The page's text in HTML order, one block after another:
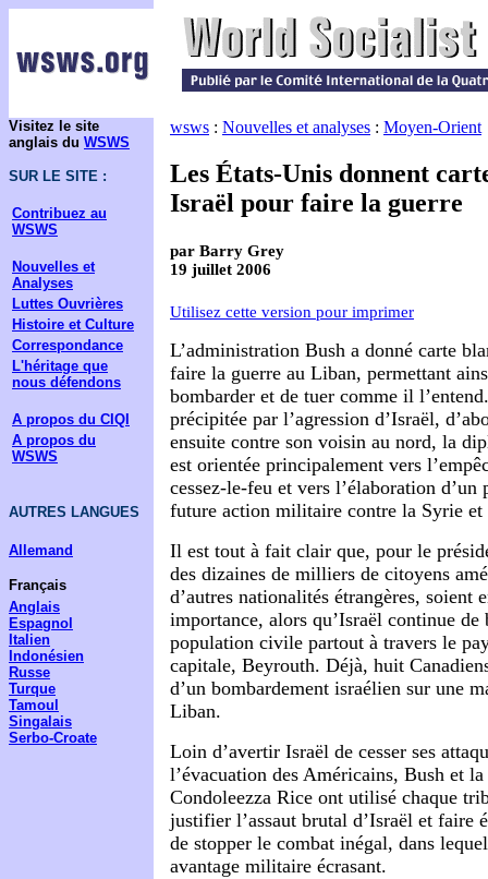
Visitez le site
anglais du WSWS
SUR LE SITE :
Contribuez au
WSWS
Nouvelles et
Analyses
Luttes Ouvrières
Histoire et Culture
Correspondance
L'héritage que
nous défendons
A propos du CIQI
A propos du
WSWS
AUTRES LANGUES
Allemand
Français
Anglais
Espagnol
Italien
Indonésien
Russe
Turque
Tamoul
Singalais
Serbo-Croate
wsws : Nouvelles et analyses : Moyen-Orient
Les États-Unis donnent
Israël pour faire la guerre
par Barry Grey
19 juillet 2006
Utilisez cette version pour imprimer
L’administration Bush a donné carte
faire la guerre au Liban, permettant
bombarder et de tuer comme il
précipitée par l’agression d’Israël,
ensuite contre son voisin au nord, la
est orientée principalement vers
cessez-le-feu et vers l’élaboration d’un
future action militaire contre la Syrie et
Il est tout à fait clair que, pour le
des dizaines de milliers de citoyens
d’autres nationalités étrangères, soient
importance, alors qu’Israël continue de
population civile partout à travers le
capitale, Beyrouth. Déjà, huit
d’un bombardement israélien sur une
Liban.
Loin d’avertir Israël de cesser ses
l’évacuation des Américains, Bush et la
Condoleezza Rice ont utilisé chaque
justifier l’assaut brutal d’Israël et faire
de stopper le combat inégal, dans
avantage militaire écrasant.